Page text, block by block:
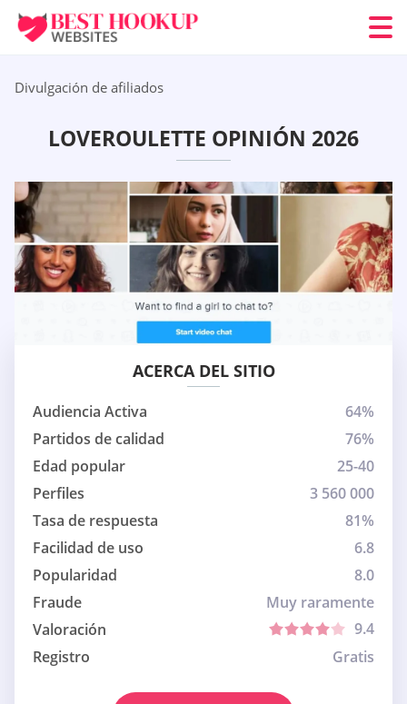
Divulgación de afiliados
LOVEROULETTE OPINIÓN 2026
ACERCA DEL SITIO
Audiencia Activa
64%
Partidos de calidad
76%
Edad popular
25-40
Perfiles
3 560 000
Tasa de respuesta
81%
Facilidad de uso
6.8
Popularidad
8.0
Fraude
Muy raramente
Valoración
9.4
Registro
Gratis